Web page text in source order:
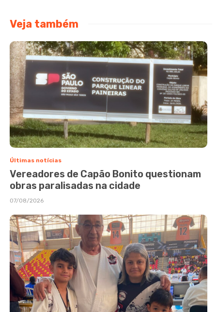
Veja também
Últimas notícias
Vereadores de Capão Bonito questionam
obras paralisadas na cidade
07/08/2026